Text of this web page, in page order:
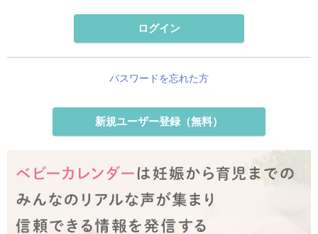
ログイン
パスワードを忘れた方
新規ユーザー登録（無料）